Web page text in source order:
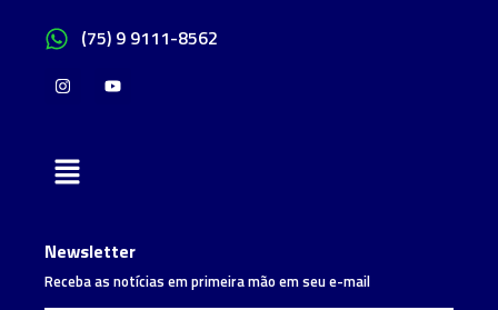
(75) 9 9111-8562
Newsletter
Receba as notícias em primeira mão em seu e-mail